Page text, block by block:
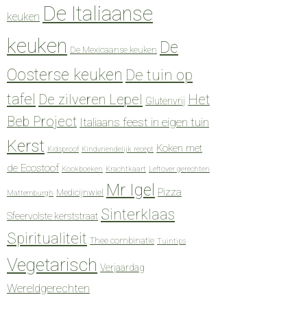
keuken De Italiaanse
keuken De Mexicaanse keuken De
Oosterse keuken De tuin op
tafel De zilveren Lepel Glutenvrij Het
Beb Project Italiaans feest in eigen tuin
Kerst Kidsproof Kindvriendelijk recept Koken met
de Ecostoof Kookboeken Krachtkaart Leftover gerechten
Mattemburgh Medicijnwiel Mr Igel Pizza
Sfeervolste kerststraat Sinterklaas
Spiritualiteit Thee combinatie Tuintips
Vegetarisch Verjaardag
Wereldgerechten